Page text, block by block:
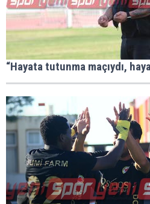
“Hayata tutunma maçıydı,